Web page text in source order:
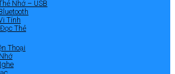
Nhớ – USB
Tính
Thẻ
Thoại